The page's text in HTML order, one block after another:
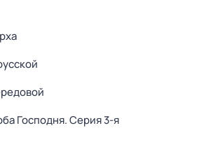
Господня. Серия 3-я